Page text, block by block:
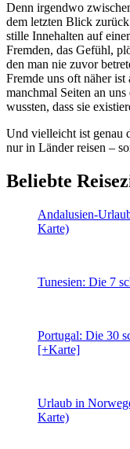
Denn irgendwo
dem letzten Blick
stille Innehalten auf
Fremden, das Gefühl,
den man nie zuvor
Fremde uns oft näher ist
manchmal Seiten an
wussten, dass sie
Und vielleicht ist genau
nur in Länder reisen –
Beliebte
Andalusien-
Karte)
Tunesien: Die 7
Portugal: Die 30
[+Karte]
Urlaub in
Karte)